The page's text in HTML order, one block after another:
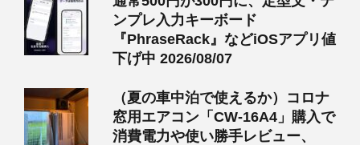
ンプレ入力キーボード
『PhraseRack』などiOSアプリ値
下げ中 2026/08/07
（夏の車中泊で使えるか）コロナ
窓用エアコン「CW-16A4」購入で
消費電力や使い勝手レビュー、